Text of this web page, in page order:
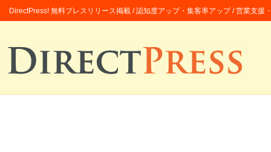
DirectPress! 無料プレスリリース掲載 / 認知度アップ・集客率アップ / 営業支援